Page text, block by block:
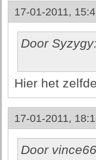
17-01-2011,
Door Syzygy:
Hier het
17-01-2011,
Door